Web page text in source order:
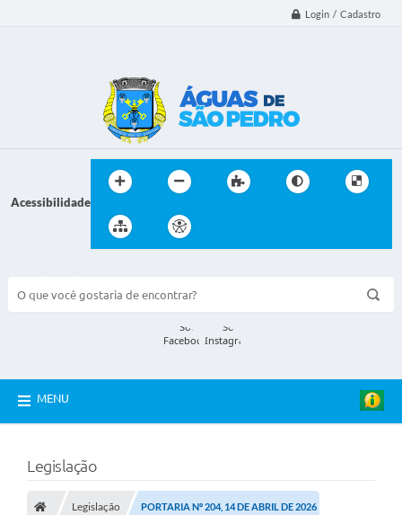
Login / Cadastro
Acessibilidade
MENU
Legislação
Legislação PORTARIA Nº 204, 14 DE ABRIL DE 2026